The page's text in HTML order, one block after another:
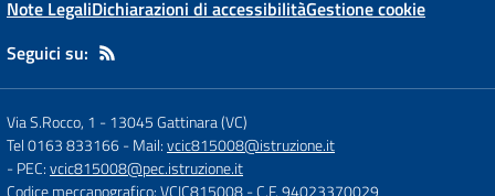
Note LegaliDichiarazioni di accessibilitàGestione cookie
Seguici su:
Via S.Rocco, 1 -13045 Gattinara (VC)
Tel 0163 833166- Mail:vcic815008@istruzione.it
- PEC:vcic815008@pec.istruzione.it
Codice meccanografico: VCIC815008- C.F. 94023370029